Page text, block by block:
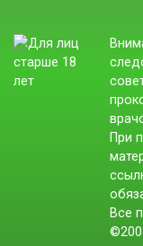
При
Все